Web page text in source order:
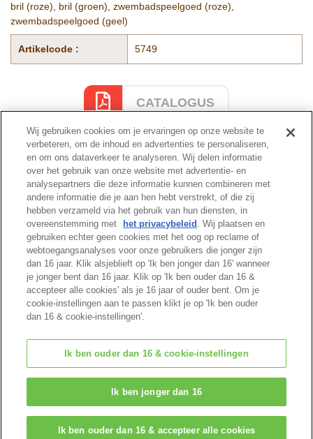
bril (roze), bril (groen), zwembadspeelgoed (roze),
zwembadspeelgoed (geel)
Artikelcode : 5749
CATALOGUS
Cataloguspagina
Begin van pagina
© EPOCH
Change Region
Wij gebruiken cookies om je ervaringen op onze website te
verbeteren, om de inhoud en advertenties te personaliseren,
en om ons dataverkeer te analyseren. Wij delen informatie
over het gebruik van onze website met advertentie- en
analysepartners die deze informatie kunnen combineren met
andere informatie die je aan hen hebt verstrekt, of die zij
hebben verzameld via het gebruik van hun diensten, in
overeenstemming met
het privacybeleid . Wij plaatsen en
gebruiken echter geen cookies met het oog op reclame of
webtoegangsanalyses voor onze gebruikers die jonger zijn
dan 16 jaar. Klik alsjeblieft op 'Ik ben jonger dan 16' wanneer
je jonger bent dan 16 jaar. Klik op 'Ik ben ouder dan 16 &
accepteer alle cookies' als je 16 jaar of ouder bent. Om je
cookie-instellingen aan te passen klikt je op 'Ik ben ouder
dan 16 & cookie-instellingen'.
Ik ben ouder dan 16 & cookie-instellingen
Ik ben jonger dan 16
Ik ben ouder dan 16 & accepteer alle cookies